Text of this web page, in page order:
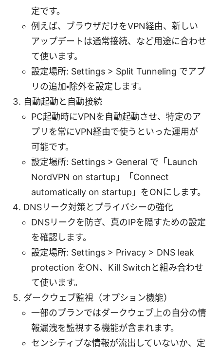
定です。
例えば、ブラウザだけをVPN経由、新しい
アップデートは通常接続、など用途に合わせ
て使います。
設定場所: Settings > Split Tunneling でアプ
リの追加・除外を設定します。
自動起動と自動接続
PC起動時にVPNを自動起動させ、特定のア
プリを常にVPN経由で使うといった運用が
可能です。
設定場所: Settings > General で「Launch
NordVPN on startup」「Connect
automatically on startup」をONにします。
DNSリーク対策とプライバシーの強化
DNSリークを防ぎ、真のIPを隠すための設定
を確認します。
設定場所: Settings > Privacy > DNS leak
protection をON、Kill Switchと組み合わせ
て使います。
ダークウェブ監視（オプション機能）
一部のプランではダークウェブ上の自分の情
報漏洩を監視する機能が含まれます。
センシティブな情報が流出していないか、定